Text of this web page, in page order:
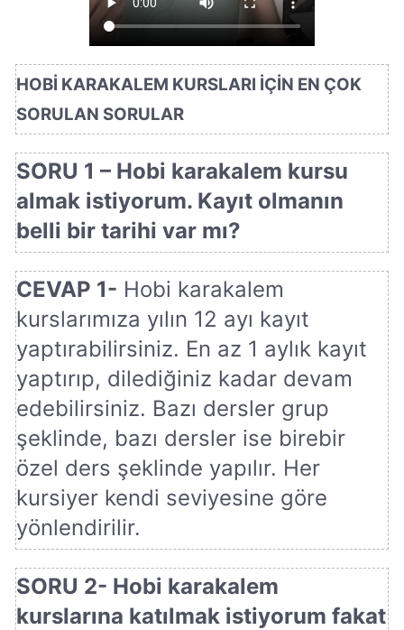
HOBİ KARAKALEM KURSLARI İÇİN EN ÇOK
SORULAN SORULAR
SORU 1 – Hobi karakalem kursu
almak istiyorum. Kayıt olmanın
belli bir tarihi var mı?
CEVAP 1- Hobi karakalem
kurslarımıza yılın 12 ayı kayıt
yaptırabilirsiniz. En az 1 aylık kayıt
yaptırıp, dilediğiniz kadar devam
edebilirsiniz. Bazı dersler grup
şeklinde, bazı dersler ise birebir
özel ders şeklinde yapılır. Her
kursiyer kendi seviyesine göre
yönlendirilir.
SORU 2- Hobi karakalem
kurslarına katılmak istiyorum fakat